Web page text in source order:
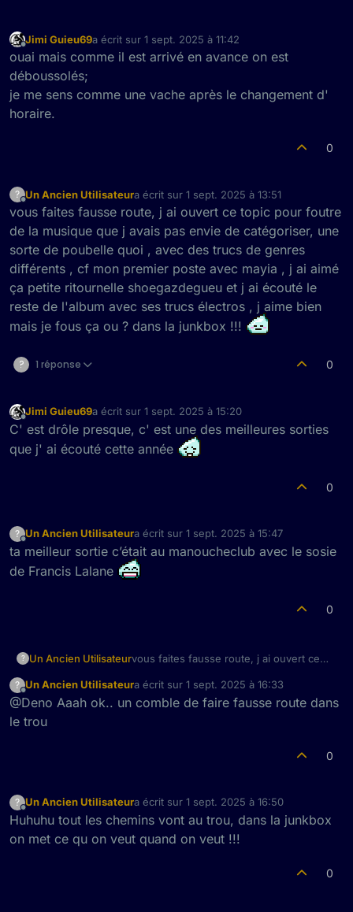
Hors-ligne
Jimi Guieu69a écrit sur 1 sept. 2025 à 11:42
dernière édition par
ouai mais comme il est arrivé en avance on est
déboussolés;
je me sens comme une vache après le changement d'
horaire.
0
?
Hors-ligne
Un Ancien Utilisateura écrit sur 1 sept. 2025 à 13:51
dernière édition par
vous faites fausse route, j ai ouvert ce topic pour foutre
de la musique que j avais pas envie de catégoriser, une
sorte de poubelle quoi , avec des trucs de genres
différents , cf mon premier poste avec mayia , j ai aimé
ça petite ritournelle shoegazdegueu et j ai écouté le
reste de l'album avec ses trucs électros , j aime bien
mais je fous ça ou ? dans la junkbox !!!
? 1 réponse 0
Hors-ligne
Jimi Guieu69a écrit sur 1 sept. 2025 à 15:20
dernière édition par
C' est drôle presque, c' est une des meilleures sorties
que j' ai écouté cette année
0
?
Hors-ligne
Un Ancien Utilisateura écrit sur 1 sept. 2025 à 15:47
dernière édition par
ta meilleur sortie c’était au manoucheclub avec le sosie
de Francis Lalane
0
? Un Ancien Utilisateurvous faites fausse route, j ai ouvert ce
avais pas envie de catégoriser, une sorte
de poubelle quoi , avec des trucs de
!!!
?
Hors-ligne
Un Ancien Utilisateura écrit sur 1 sept. 2025 à 16:33
dernière édition par
@Deno Aaah ok.. un comble de faire fausse route dans
le trou
0
?
Hors-ligne
Un Ancien Utilisateura écrit sur 1 sept. 2025 à 16:50
dernière édition par
Huhuhu tout les chemins vont au trou, dans la junkbox
on met ce qu on veut quand on veut !!!
0